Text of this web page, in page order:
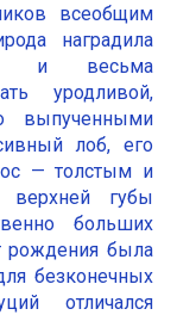
всеобщим
наградила
и весьма
уродливой,
выпученными
лоб, его
— толстым и
верхней губы
больших
рождения была
безконечных
отличался